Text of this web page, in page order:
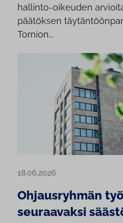
hallinto-oikeuden
päätöksen
Tornion...
18.06.2026
Ohjausryhmän
seuraavaksi